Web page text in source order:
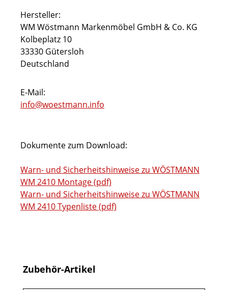
Hersteller:
WM Wöstmann Markenmöbel GmbH & Co. KG
Kolbeplatz 10
33330 Gütersloh
Deutschland
E-Mail:
info@woestmann.info
Dokumente zum Download:
Warn- und Sicherheitshinweise zu WÖSTMANN
WM 2410 Montage (pdf)
Warn- und Sicherheitshinweise zu WÖSTMANN
WM 2410 Typenliste (pdf)
Produktgalerie überspringen
Zubehör-Artikel